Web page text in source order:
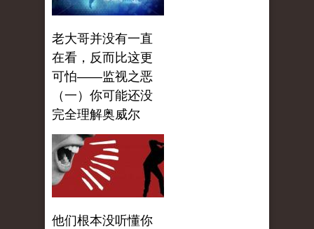
老大哥并没有一直
在看，反而比这更
可怕——监视之恶
（一）你可能还没
完全理解奥威尔
他们根本没听懂你